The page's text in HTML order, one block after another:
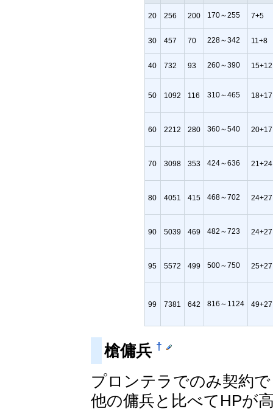
20 256 200 170～255 7+5
30 457 70 228～342 11+8
40 732 93 260～390 15+12
50 1092 116 310～465 18+17
60 2212 280 360～540 20+17
70 3098 353 424～636 21+24
80 4051 415 468～702 24+27
90 5039 469 482～723 24+27
95 5572 499 500～750 25+27
99 7381 642 816～1124 49+27
槍傭兵 †
プロンテラでのみ契約
他の傭兵と比べてHPが